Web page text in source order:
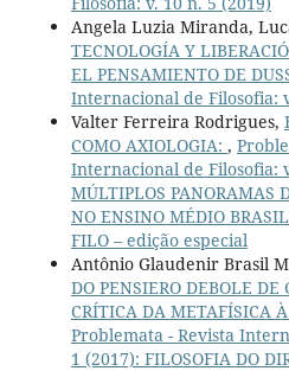
Angela Luzia Miranda,
TECNOLOGÍA Y
EL PENSAMIENTO DE
Internacional de Filosofia:
Valter Ferreira Rodrigues,
COMO AXIOLOGIA: ,
Internacional de Filosofia:
MÚLTIPLOS PANORAMAS
NO ENSINO MÉDIO
FILO – edição especial
Antônio Glaudenir Brasil
DO PENSIERO DEBOLE
CRÍTICA DA METAFÍSICA
Problemata - Revista
1 (2017): FILOSOFIA DO